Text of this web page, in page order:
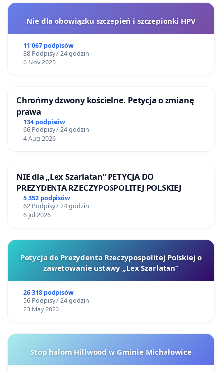
Nie dla obowiązku szczepień i szczepionki HPV
11 067 podpisów
88 Podpisy / 24 godzin
6 Nov 2025
Chrońmy dzwony kościelne. Petycja o zmianę
prawa
134 podpisów
66 Podpisy / 24 godzin
4 Aug 2026
NIE dla „Lex Szarlatan” PETYCJA DO
PREZYDENTA RZECZYPOSPOLITEJ POLSKIEJ
5 352 podpisów
62 Podpisy / 24 godzin
6 Jul 2026
Petycja do Prezydenta Rzeczypospolitej Polskiej o
zawetowanie ustawy „Lex Szarlatan”
26 318 podpisów
56 Podpisy / 24 godzin
23 May 2026
Stop halom Hillwood w Gminie Michałowice